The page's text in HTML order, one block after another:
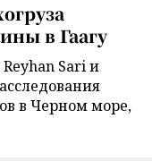
в Гаагу
Sari и
в Черном море,